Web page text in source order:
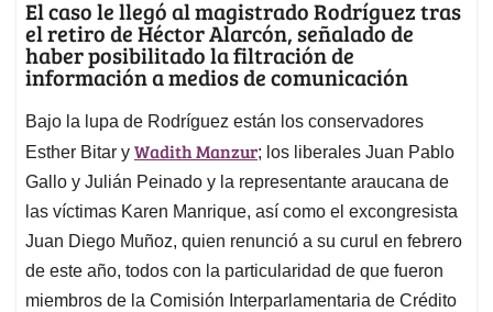
El caso le llegó al magistrado Rodríguez tras
el retiro de Héctor Alarcón, señalado de
haber posibilitado la filtración de
información a medios de comunicación
Bajo la lupa de Rodríguez están los conservadores
Esther Bitar y Wadith Manzur; los liberales Juan Pablo
Gallo y Julián Peinado y la representante araucana de
las víctimas Karen Manrique, así como el excongresista
Juan Diego Muñoz, quien renunció a su curul en febrero
de este año, todos con la particularidad de que fueron
miembros de la Comisión Interparlamentaria de Crédito